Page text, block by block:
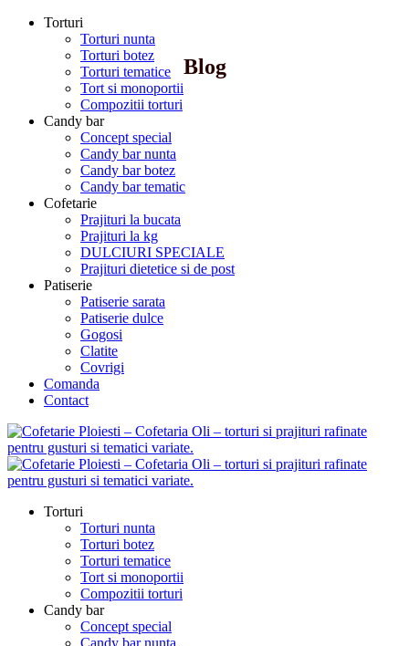
Torturi
Torturi nunta
Torturi botez
Torturi tematice
Tort si monoportii
Compozitii torturi
Candy bar
Concept special
Candy bar nunta
Candy bar botez
Candy bar tematic
Cofetarie
Prajituri la bucata
Prajituri la kg
DULCIURI SPECIALE
Prajituri dietetice si de post
Patiserie
Patiserie sarata
Patiserie dulce
Gogosi
Clatite
Covrigi
Comanda
Contact
Torturi
Torturi nunta
Torturi botez
Torturi tematice
Tort si monoportii
Compozitii torturi
Candy bar
Concept special
Candy bar nunta
Blog